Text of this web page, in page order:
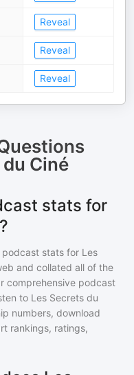
Reveal
Reveal
Reveal
Ciné
stats for
podcast stats for Les
and collated all of the
comprehensive podcast
to Les Secrets du
numbers, download
rankings, ratings,